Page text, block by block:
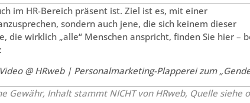
im HR-Bereich präsent ist. Ziel ist es, mit einer
sondern auch jene, die sich keinem dieser
die wirklich „alle“ Menschen anspricht, finden Sie hier –
Video @ HRweb | Personalmarketing-Plapperei zum
Gewähr, Inhalt stammt NICHT von HRweb, Quelle siehe